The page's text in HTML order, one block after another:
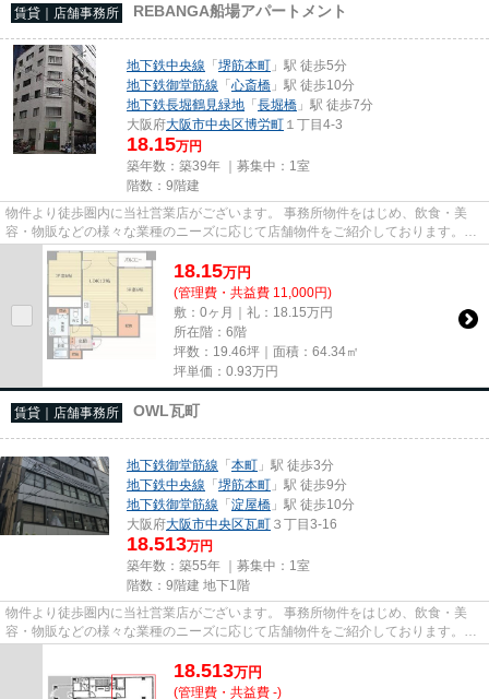
賃貸｜店舗事務所 REBANGA船場アパートメント
地下鉄中央線 「堺筋本町 」駅 徒歩5分
地下鉄御堂筋線 「心斎橋 」駅 徒歩10分
地下鉄長堀鶴見緑地 「長堀橋 」駅 徒歩7分
大阪府大阪市中央区博労町 １丁目4-3
18.15万円
築年数：築39年 ｜募集中： 1室
階数：9階建
物件より徒歩圏内に当社営業店がございます。 事務所物件をはじめ、飲食・美
容・物販などの様々な業種のニーズに応じて店舗物件をご紹介しております。
尚、弊社ではおとり広告は一切...
18.15万円
(管理費・共益費 11,000円)
敷：0ヶ月｜礼：18.15万円
所在階：6階
坪数：19.46坪｜面積：64.34㎡
坪単価： 0.93万円
賃貸｜店舗事務所 OWL瓦町
地下鉄御堂筋線 「本町 」駅 徒歩3分
地下鉄中央線 「堺筋本町 」駅 徒歩9分
地下鉄御堂筋線 「淀屋橋 」駅 徒歩10分
大阪府大阪市中央区瓦町 ３丁目3-16
18.513万円
築年数：築55年 ｜募集中： 1室
階数：9階建 地下1階
物件より徒歩圏内に当社営業店がございます。 事務所物件をはじめ、飲食・美
容・物販などの様々な業種のニーズに応じて店舗物件をご紹介しております。
尚、弊社ではおとり広告は一切...
18.513万円
(管理費・共益費 -)